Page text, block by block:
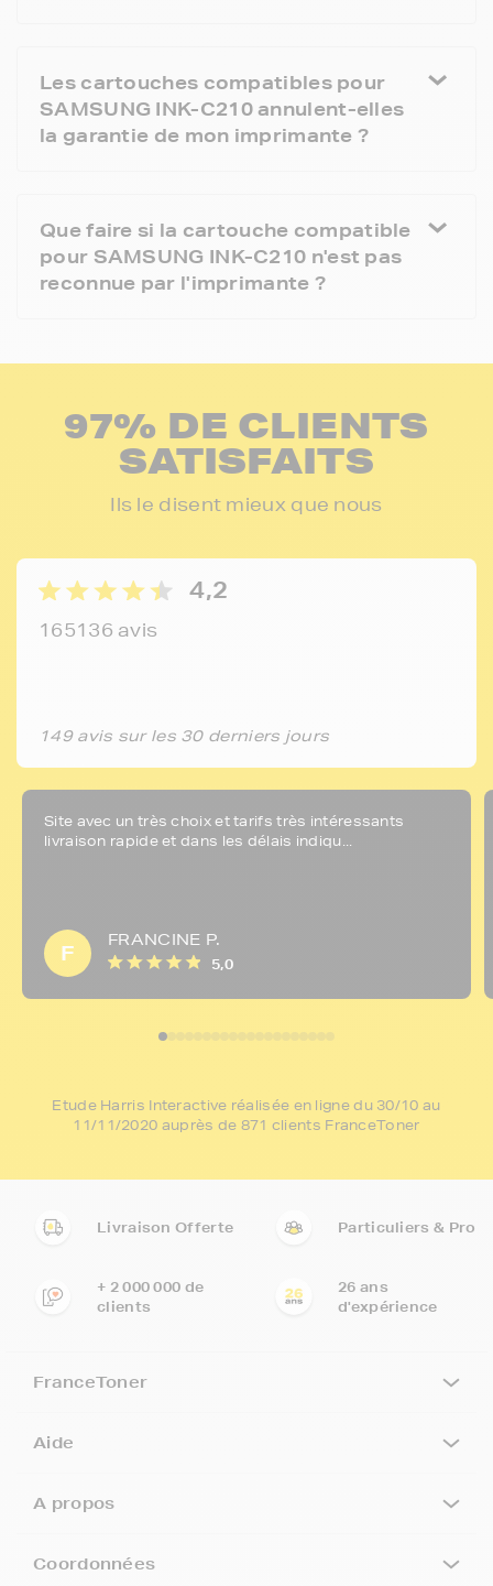
Les cartouches compatibles pour
SAMSUNG INK-C210 annulent-elles
la garantie de mon imprimante ?
Que faire si la cartouche compatible
pour SAMSUNG INK-C210 n'est pas
reconnue par l'imprimante ?
97% DE CLIENTS
SATISFAITS
Ils le disent mieux que nous
4,2
165136 avis
149 avis sur les 30 derniers jours
Site avec un très choix et tarifs très intéressants
livraison rapide et dans les délais indiqu...
F
FRANCINE P.
5,0
Etude Harris Interactive réalisée en ligne du 30/10 au
11/11/2020 auprès de 871 clients FranceToner
Livraison Offerte Particuliers & Pro
+ 2 000 000 de
clients
26 ans
d'expérience
FranceToner
Aide
A propos
Coordonnées